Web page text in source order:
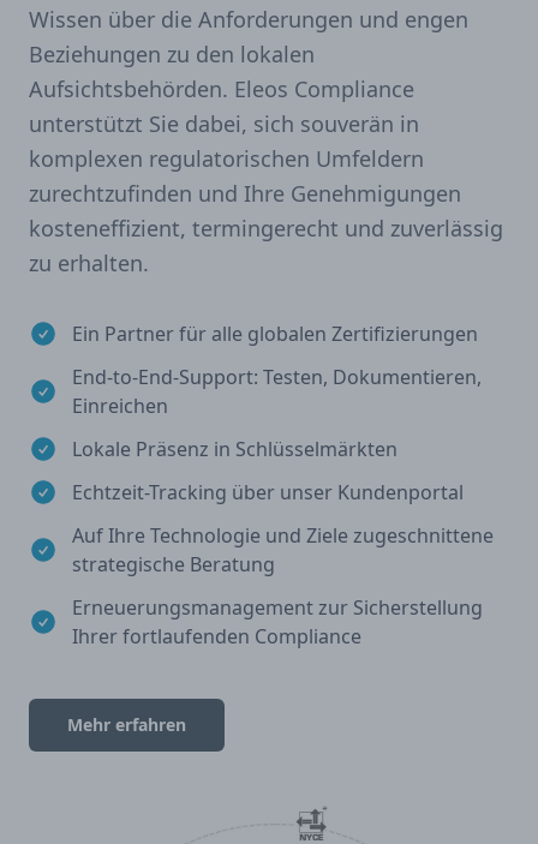
Wissen über die Anforderungen und engen
Beziehungen zu den lokalen
Aufsichtsbehörden. Eleos Compliance
unterstützt Sie dabei, sich souverän in
komplexen regulatorischen Umfeldern
zurechtzufinden und Ihre Genehmigungen
kosteneffizient, termingerecht und zuverlässig
zu erhalten.
Ein Partner für alle globalen Zertifizierungen
End-to-End-Support: Testen, Dokumentieren,
Einreichen
Lokale Präsenz in Schlüsselmärkten
Echtzeit-Tracking über unser Kundenportal
Auf Ihre Technologie und Ziele zugeschnittene
strategische Beratung
Erneuerungsmanagement zur Sicherstellung
Ihrer fortlaufenden Compliance
Mehr erfahren